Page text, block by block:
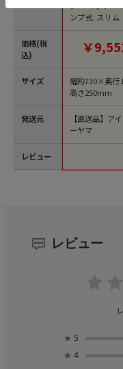
価格(税
込)
サイズ
発送元
レビュー
ンプ式 スリム
ボリー EAB-
【直送品】
￥
幅約730×奥行
高さ250mm
【直送品】ア
ーヤマ
レビュー
★ 5
★ 4